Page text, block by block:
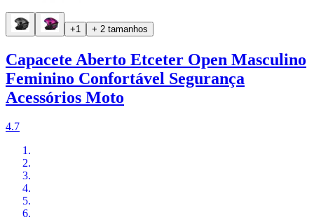
+1 + 2 tamanhos
Capacete Aberto Etceter Open Masculino
Feminino Confortável Segurança
Acessórios Moto
4.7